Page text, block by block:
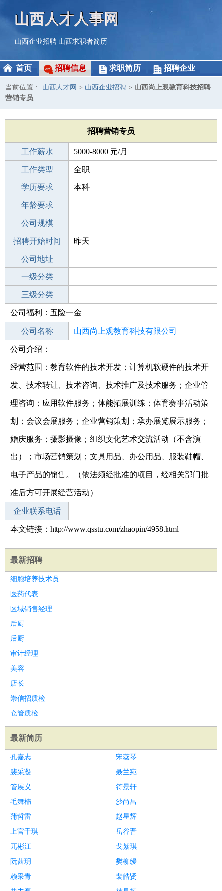
山西人才人事网
山西企业招聘 山西求职者简历
首页 招聘信息 求职简历 招聘企业
当前位置： 山西人才网 > 山西企业招聘 > 山西尚上观教育科技招聘
营销专员
招聘营销专员
工作薪水 5000-8000 元/月
招聘人数 1人
工作类型 全职
性别要求 -
学历要求 本科
工作经验
年龄要求
工作地点
公司规模
公司电话
招聘开始时间 昨天
招聘结束时间
公司地址
一级分类
二级分类
三级分类
其他行业
公司福利：五险一金
公司名称 山西尚上观教育科技有限公司
公司类型
公司介绍：
经营范围：教育软件的技术开发；计算机软硬件的技术开
发、技术转让、技术咨询、技术推广及技术服务；企业管
理咨询；应用软件服务；体能拓展训练；体育赛事活动策
划；会议会展服务；企业营销策划；承办展览展示服务；
婚庆服务；摄影摄像；组织文化艺术交流活动（不含演
出）；市场营销策划；文具用品、办公用品、服装鞋帽、
电子产品的销售。（依法须经批准的项目，经相关部门批
准后方可开展经营活动）
企业联系电话
本文链接：http://www.qsstu.com/zhaopin/4958.html
最新招聘
细胞培养技术员
医药代表
区域销售经理
后厨
后厨
审计经理
美容
店长
崇信招质检
仓管质检
最新简历
孔嘉志
宋蕊琴
裴采凝
聂兰宛
管展义
符景轩
毛舞楠
沙尚昌
蒲哲雷
赵星辉
上官千琪
岳谷晋
兀彬江
戈絮琪
阮茜玥
樊柳缦
赖采青
裴皓贤